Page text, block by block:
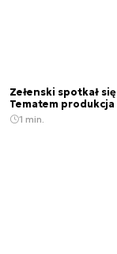
Zełenski spotkał
Tematem
1 min.